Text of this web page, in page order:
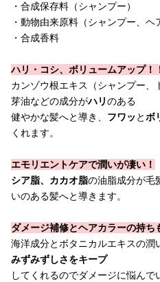
・合成保存料（シャンプー）
・動物由来原料（シャンプー、ヘ
・合成香料
ハリ・コシ、ボリュームアップ！
カンゾウ根エキス（シャンプー
芽油などの成分がハリのある
健やかな髪へと導き、 フワッとボ
くれます。
エモリエントケアで潤いが凄い！
シア脂、カカオ脂の油脂成分が毛
いのある髪へと導きます。
ダメージ補修とヘアカラーの持ち
海洋成分とボタニカルエキスの潤
みずみずしさをキープ
してくれるのでダメージに悩んで